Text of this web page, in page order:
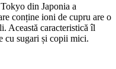
din Japonia a
conține ioni de cupru are o
Această caracteristică îl
cu sugari și copii mici.